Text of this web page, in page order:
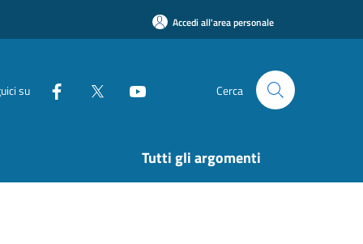
Accedi all'area personale
su Cerca
Tutti gli argomenti